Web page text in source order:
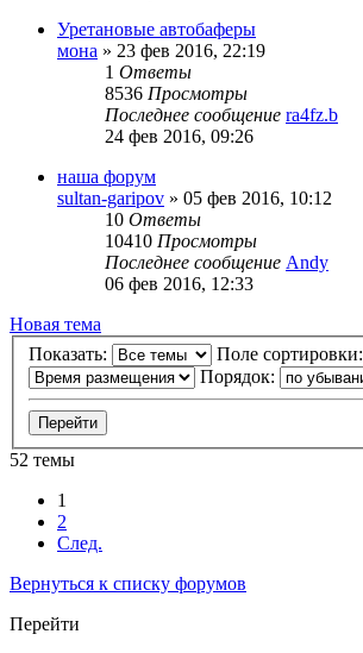
Уретановые автобаферы
мона » 23 фев 2016, 22:19
1 Ответы
8536 Просмотры
Последнее сообщение ra4fz.b
24 фев 2016, 09:26
наша форум
sultan-garipov » 05 фев 2016, 10:12
10 Ответы
10410 Просмотры
Последнее сообщение Andy
06 фев 2016, 12:33
Новая тема
Показать:
Поле сортировки:
Порядок:
52 темы
1
2
След.
Вернуться к списку форумов
Перейти